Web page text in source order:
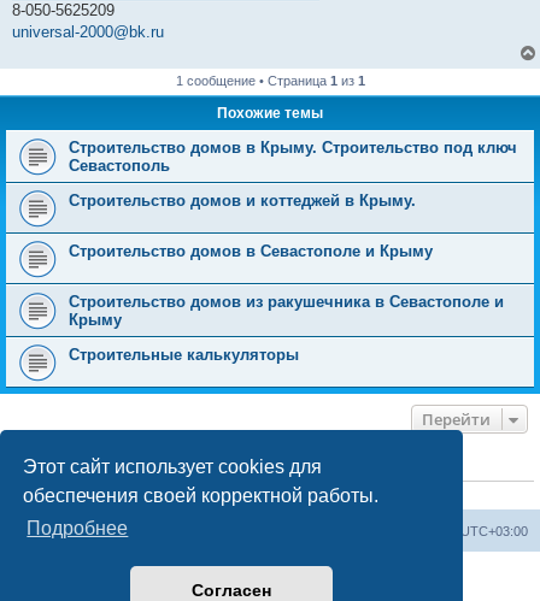
Этот сайт использует cookies для
обеспечения своей корректной работы.
Подробнее
Согласен
8-050-5625209
universal-2000@bk.ru
1 сообщение • Страница 1 из 1
Похожие темы
Строительство домов в Крыму. Строительство под ключ
Севастополь
Строительство домов и коттеджей в Крыму.
Строительство домов в Севастополе и Крыму
Строительство домов из ракушечника в Севастополе и
Крыму
Строительные калькуляторы
Перейти
КТО СЕЙЧАС НА КОНФЕРЕНЦИИ
Сейчас этот форум просматривают:ClaudeBot [ИИ бот]и 0 гостей
Форум «Весь Крым» UTC+03:00
Создано на основе phpBB® Forum Software © phpBB Limited
Конфиденциальность